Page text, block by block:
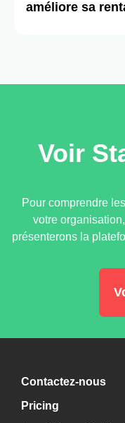
améliore sa
Voir
Pour comprendre
votre
présenterons la
Contactez-nous
Pricing